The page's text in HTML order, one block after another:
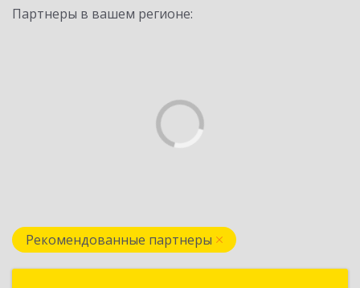
Партнеры в вашем регионе:
Рекомендованные партнеры